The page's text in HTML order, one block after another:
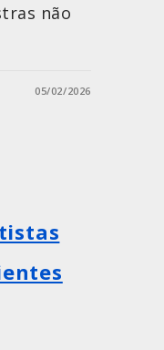
não
05/02/2026